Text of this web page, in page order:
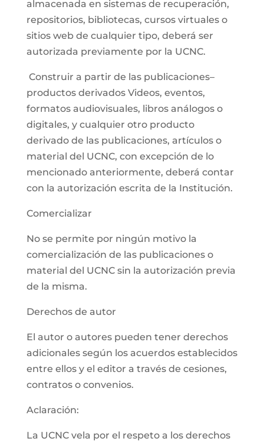
almacenada en sistemas de recuperación,
repositorios, bibliotecas, cursos virtuales o
sitios web de cualquier tipo, deberá ser
autorizada previamente por la UCNC.
Construir a partir de las publicaciones–
productos derivados Videos, eventos,
formatos audiovisuales, libros análogos o
digitales, y cualquier otro producto
derivado de las publicaciones, artículos o
material del UCNC, con excepción de lo
mencionado anteriormente, deberá contar
con la autorización escrita de la Institución.
Comercializar
No se permite por ningún motivo la
comercialización de las publicaciones o
material del UCNC sin la autorización previa
de la misma.
Derechos de autor
El autor o autores pueden tener derechos
adicionales según los acuerdos establecidos
entre ellos y el editor a través de cesiones,
contratos o convenios.
Aclaración:
La UCNC vela por el respeto a los derechos